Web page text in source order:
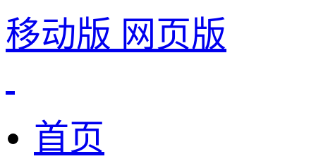
移动版 网页版
首页